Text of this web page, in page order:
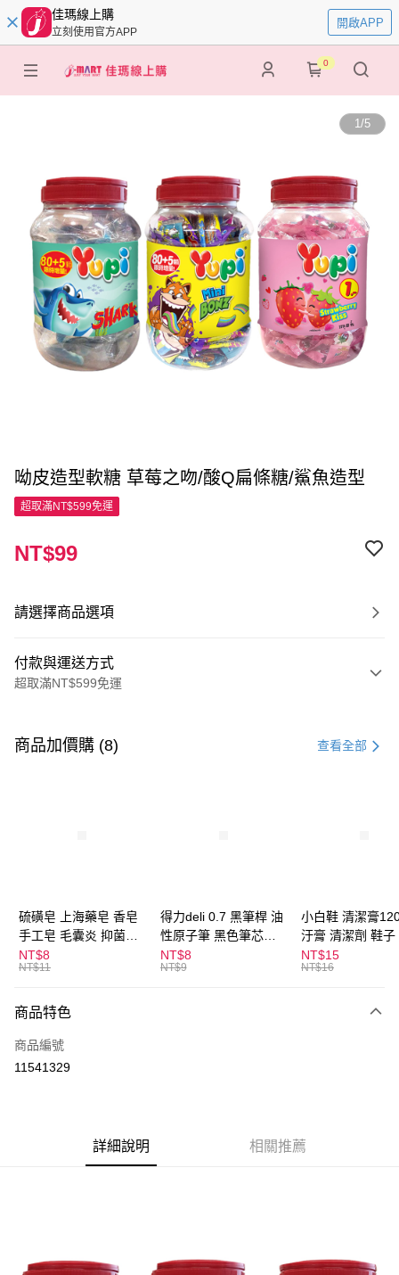
佳瑪線上購
立刻使用官方APP
開啟APP
0
1/5
呦皮造型軟糖 草莓之吻/酸Q扁條糖/鯊魚造型
超取滿NT$599免運
NT$99
請選擇商品選項
付款與運送方式
超取滿NT$599免運
信用卡一次付款
悠遊付
ATM付款
全家取貨付款
每筆NT$60，滿NT$599(含以上)免運費
付款後全家取貨
每筆NT$60，滿NT$599(含以上)免運費
每筆NT$120，滿NT$1,999(含以上)免運費
商品加價購 (8) 查看全部
硫磺皂 上海藥皂 香皂
手工皂 毛囊炎 抑菌除
蟎 清潔護膚 去油去痘
寵物皮膚病 狗狗貓咪
NT$8
NT$11
得力deli 0.7 黑筆桿 油
性原子筆 黑色筆芯
S304
NT$8
NT$9
小白鞋 清潔膏
汙膏 清潔劑 鞋子
漬 白皮鞋 鞋油
NT$15
NT$16
商品特色
商品編號
11541329
詳細說明 相關推薦